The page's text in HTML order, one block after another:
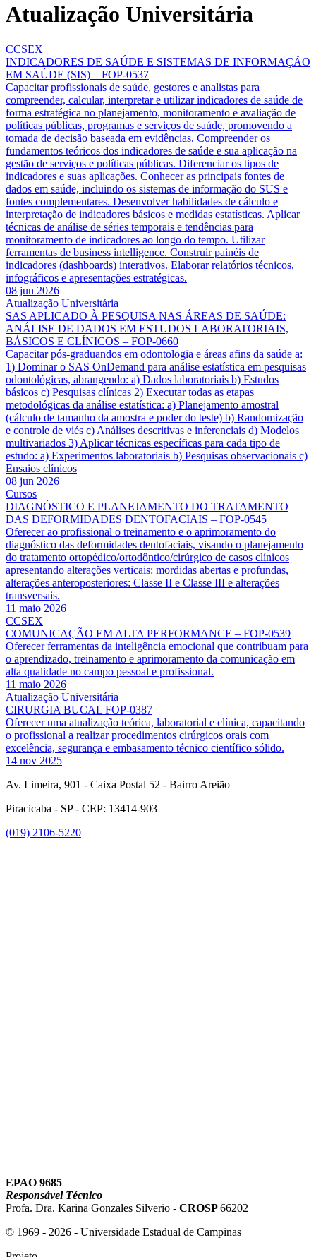
Atualização Universitária
CCSEX
INDICADORES DE SAÚDE E SISTEMAS DE INFORMAÇÃO
EM SAÚDE (SIS) – FOP-0537
Capacitar profissionais de saúde, gestores e analistas para
compreender, calcular, interpretar e utilizar indicadores de saúde de
forma estratégica no planejamento, monitoramento e avaliação de
políticas públicas, programas e serviços de saúde, promovendo a
tomada de decisão baseada em evidências. Compreender os
fundamentos teóricos dos indicadores de saúde e sua aplicação na
gestão de serviços e políticas públicas. Diferenciar os tipos de
indicadores e suas aplicações. Conhecer as principais fontes de
dados em saúde, incluindo os sistemas de informação do SUS e
fontes complementares. Desenvolver habilidades de cálculo e
interpretação de indicadores básicos e medidas estatísticas. Aplicar
técnicas de análise de séries temporais e tendências para
monitoramento de indicadores ao longo do tempo. Utilizar
ferramentas de business intelligence. Construir painéis de
indicadores (dashboards) interativos. Elaborar relatórios técnicos,
infográficos e apresentações estratégicas.
08 jun 2026
Atualização Universitária
SAS APLICADO À PESQUISA NAS ÁREAS DE SAÚDE:
ANÁLISE DE DADOS EM ESTUDOS LABORATORIAIS,
BÁSICOS E CLÍNICOS – FOP-0660
Capacitar pós-graduandos em odontologia e áreas afins da saúde a:
1) Dominar o SAS OnDemand para análise estatística em pesquisas
odontológicas, abrangendo: a) Dados laboratoriais b) Estudos
básicos c) Pesquisas clínicas 2) Executar todas as etapas
metodológicas da análise estatística: a) Planejamento amostral
(cálculo de tamanho da amostra e poder do teste) b) Randomização
e controle de viés c) Análises descritivas e inferenciais d) Modelos
multivariados 3) Aplicar técnicas específicas para cada tipo de
estudo: a) Experimentos laboratoriais b) Pesquisas observacionais c)
Ensaios clínicos
08 jun 2026
Cursos
DIAGNÓSTICO E PLANEJAMENTO DO TRATAMENTO
DAS DEFORMIDADES DENTOFACIAIS – FOP-0545
Oferecer ao profissional o treinamento e o aprimoramento do
diagnóstico das deformidades dentofaciais, visando o planejamento
do tratamento ortopédico/ortodôntico/cirúrgico de casos clínicos
apresentando alterações verticais: mordidas abertas e profundas,
alterações anteroposteriores: Classe II e Classe III e alterações
transversais.
11 maio 2026
CCSEX
COMUNICAÇÃO EM ALTA PERFORMANCE – FOP-0539
Oferecer ferramentas da inteligência emocional que contribuam para
o aprendizado, treinamento e aprimoramento da comunicação em
alta qualidade no campo pessoal e profissional.
11 maio 2026
Atualização Universitária
CIRURGIA BUCAL FOP-0387
Oferecer uma atualização teórica, laboratorial e clínica, capacitando
o profissional a realizar procedimentos cirúrgicos orais com
excelência, segurança e embasamento técnico científico sólido.
14 nov 2025
Av. Limeira, 901 - Caixa Postal 52 - Bairro Areião
Piracicaba - SP - CEP: 13414-903
(019) 2106-5220
EPAO 9685
Responsável Técnico
Profa. Dra. Karina Gonzales Silverio - CROSP66202
© 1969 - 2026 - Universidade Estadual de Campinas